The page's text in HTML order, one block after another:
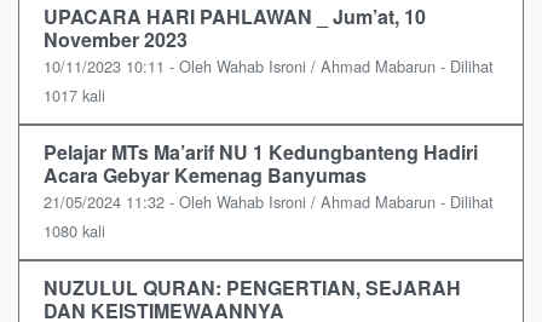
UPACARA HARI PAHLAWAN _ Jum’at, 10
November 2023
10/11/2023 10:11 - Oleh Wahab Isroni / Ahmad Mabarun - Dilihat
1017 kali
Pelajar MTs Ma’arif NU 1 Kedungbanteng Hadiri
Acara Gebyar Kemenag Banyumas
21/05/2024 11:32 - Oleh Wahab Isroni / Ahmad Mabarun - Dilihat
1080 kali
NUZULUL QURAN: PENGERTIAN, SEJARAH
DAN KEISTIMEWAANNYA